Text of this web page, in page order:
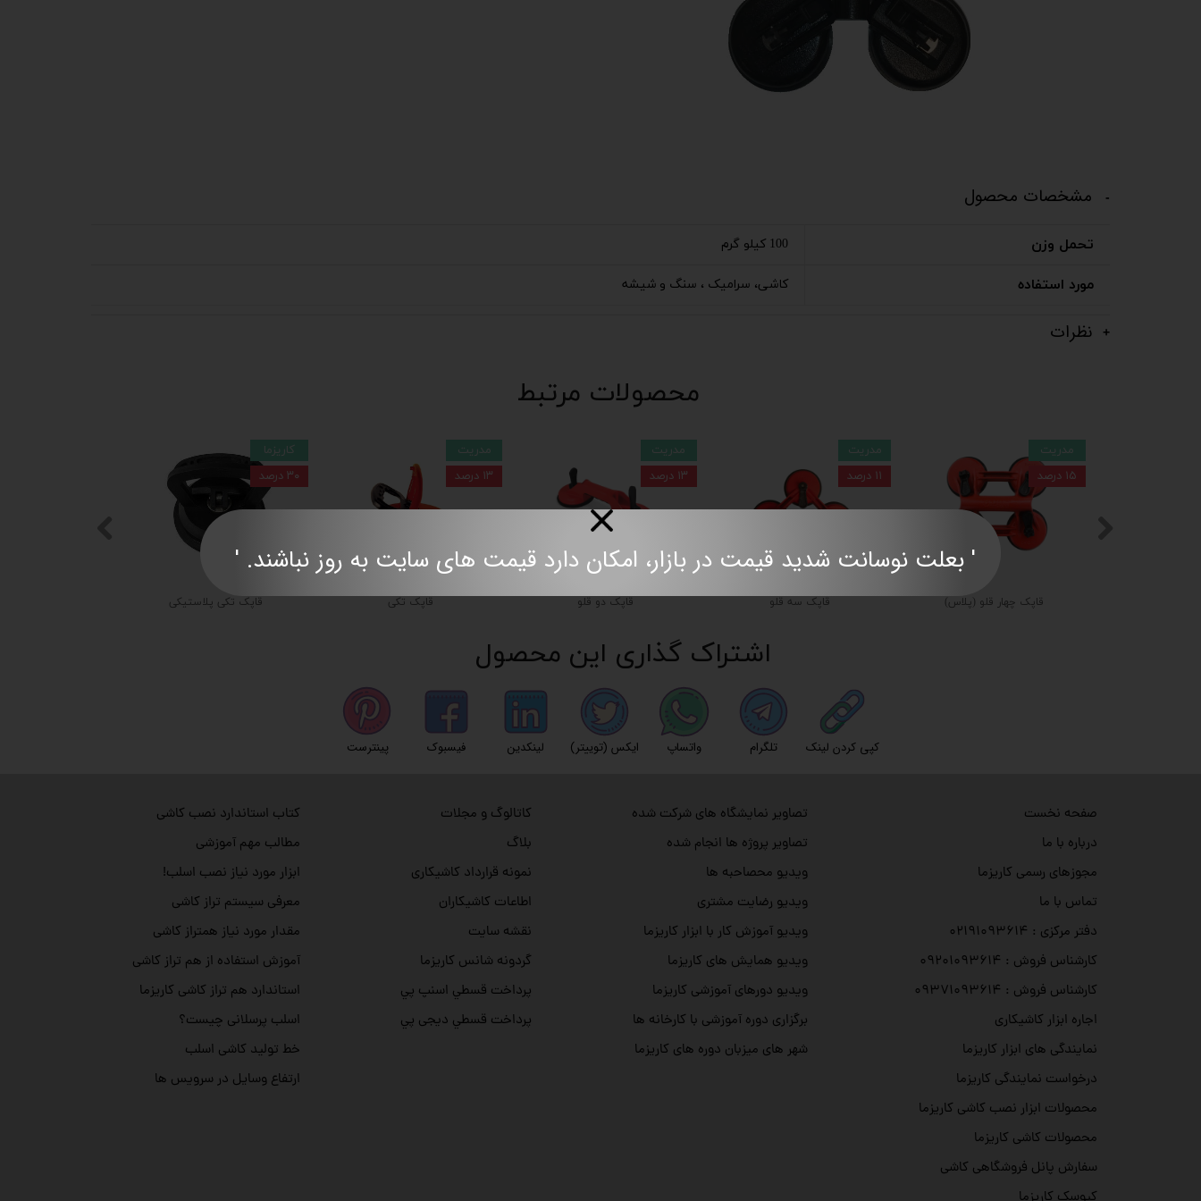
مشخصات محصول
تحمل وزن 100 کیلو گرم
مورد استفاده کاشی، سرامیک ، سنگ و شیشه
نظرات
قاپک تکی پلاستیکی
کاریزما
۳۰ درصد
قاپک تکی
مدریت
۱۳ درصد
قاپک دو قلو
مدریت
۱۳ درصد
قاپک سه قلو
مدریت
۱۱ درصد
قاپک چهار قلو (پلاس)
مدریت
۱۵ درصد
کپی کردن لینک تلگرام واتساپ ایکس (توییتر) لینکدین فیسبوک پینترست
محصولات مرتبط
اشتراک گذاری این محصول
تصاویر نمایشگاه های شرکت شده
تصاویر پروژه ها انجام شده
ویدیو محصاحبه ها
ویدیو رضایت مشتری
ویدیو آموزش کار با ابزار کاریزما
ویدیو همایش های کاریزما
ویدیو دورهای آموزشی کاریزما
برگزاری دوره آموزشی با کارخانه ها
شهر های میزبان دوره های کاریزما
صفحه نخست
درباره با ما
مجوزهای رسمی کاریزما
تماس با ما
دفتر مرکزی : ۰۲۱۹۱۰۹۳۶۱۴
کارشناس فروش : ۰۹۲۰۱۰۹۳۶۱۴
کارشناس فروش : ۰۹۳۷۱۰۹۳۶۱۴
اجاره ابزار کاشیکاری
نمایندگی های ابزار کاریزما
درخواست نمایندگی کاریزما
محصولات ابزار نصب کاشی کاریزما
محصولات کاشی کاریزما
سفارش پانل فروشگاهی کاشی
کاتالوگ و مجلات
بلاگ
نمونه قرارداد کاشیکاری
اطاعات کاشیکاران
نقشه سایت
گردونه شانس کاریزما
پرداخت قسطي اسنپ پي
پرداخت قسطي دیجی پي
کتاب استاندارد نصب کاشی
مطالب مهم آموزشی
ابزار مورد نیاز نصب اسلب!
معرفی سیستم تراز کاشی
مقدار مورد نیاز همتراز کاشی
آموزش استفاده از هم تراز کاشی
استاندارد هم تراز کاشی کاریزما
اسلب پرسلانی چیست؟
خط تولید کاشی اسلب
ارتفاع وسایل در سرویس ها
' بعلت نوسانت شدید قیمت در بازار، امکان دارد قیمت های سایت به روز نباشند. '​​​​​​​​​​​​​​